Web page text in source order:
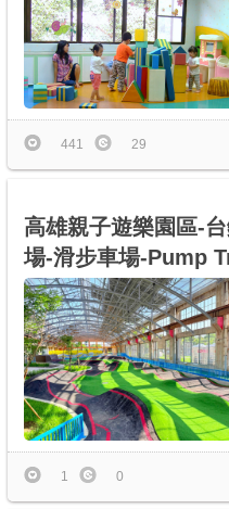
441 29
高雄親子遊樂園區-
場-滑步車場-Pump
1 0